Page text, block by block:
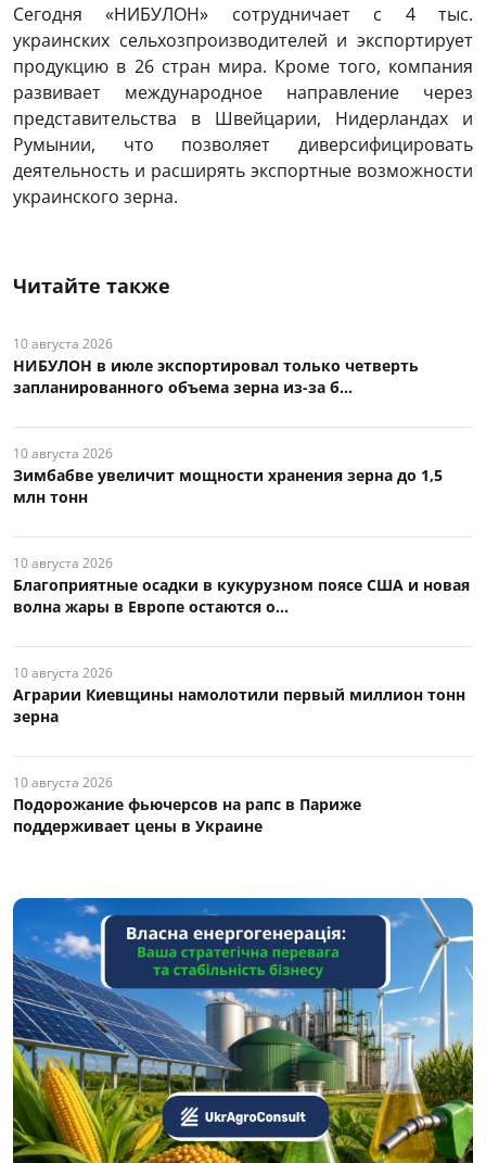
Сегодня «НИБУЛОН» сотрудничает с 4 тыс.
украинских сельхозпроизводителей и экспортирует
продукцию в 26 стран мира. Кроме того, компания
развивает международное направление через
представительства в Швейцарии, Нидерландах и
Румынии, что позволяет диверсифицировать
деятельность и расширять экспортные возможности
украинского зерна.
Читайте также
10 августа 2026
НИБУЛОН в июле экспортировал только четверть
запланированного объема зерна из-за б...
10 августа 2026
Зимбабве увеличит мощности хранения зерна до 1,5
млн тонн
10 августа 2026
Благоприятные осадки в кукурузном поясе США и новая
волна жары в Европе остаются о...
10 августа 2026
Аграрии Киевщины намолотили первый миллион тонн
зерна
10 августа 2026
Подорожание фьючерсов на рапс в Париже
поддерживает цены в Украине